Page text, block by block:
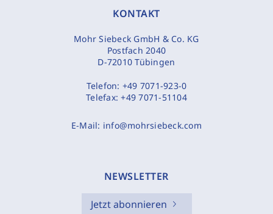
KONTAKT
Mohr Siebeck GmbH & Co. KG
Postfach 2040
D-72010 Tübingen
Telefon: +49 7071-923-0
Telefax:+49 7071-51104
E-Mail: info@mohrsiebeck.com
NEWSLETTER
Jetzt abonnieren